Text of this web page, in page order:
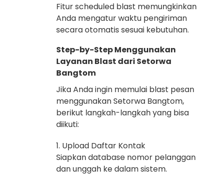
Fitur scheduled blast memungkinkan
Anda mengatur waktu pengiriman
secara otomatis sesuai kebutuhan.
Step-by-Step Menggunakan
Layanan Blast dari Setorwa
Bangtom
Jika Anda ingin memulai blast pesan
menggunakan Setorwa Bangtom,
berikut langkah-langkah yang bisa
diikuti:
1. Upload Daftar Kontak
Siapkan database nomor pelanggan
dan unggah ke dalam sistem.